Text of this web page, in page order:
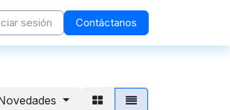
sesión Contáctanos